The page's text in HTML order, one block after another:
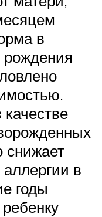
в
снижает
в
годы